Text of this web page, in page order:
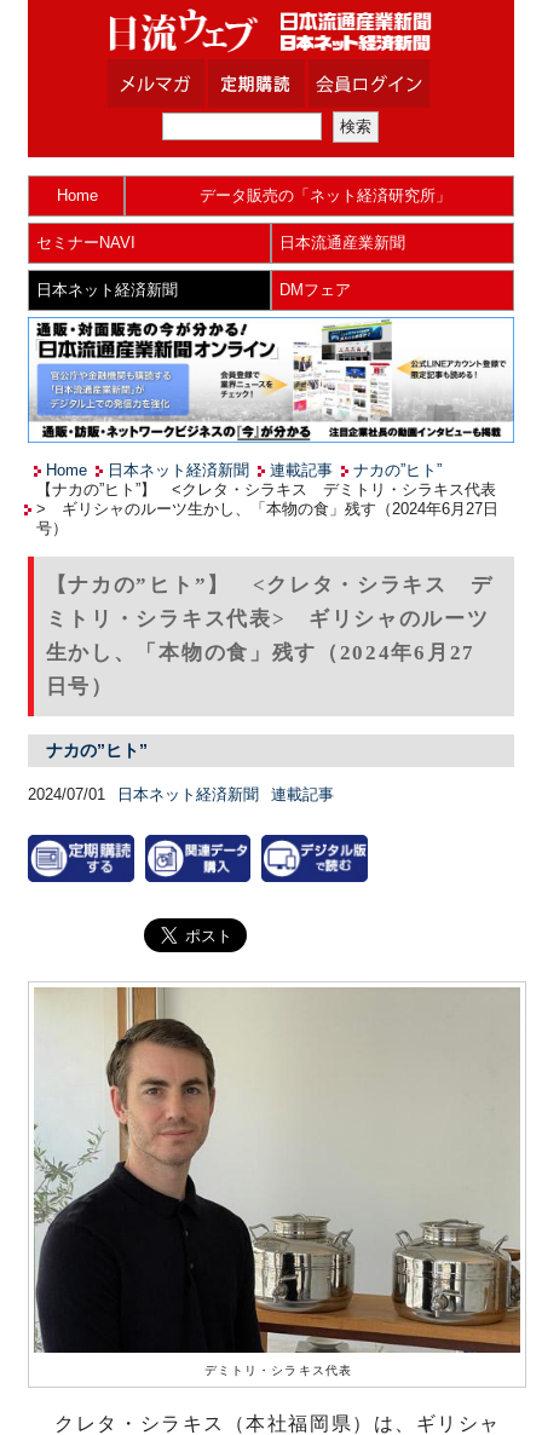
Home データ販売の「ネット経済研究所」
セミナーNAVI 日本流通産業新聞
日本ネット経済新聞 DMフェア
Home 日本ネット経済新聞 連載記事
ナカの”ヒト”
【ナカの”ヒト”】 <クレタ・シラキス デミトリ・シラキス代表
> ギリシャのルーツ生かし、「本物の食」残す（2024年6月27日
号）
【ナカの”ヒト”】 <クレタ・シラキス デ
ミトリ・シラキス代表> ギリシャのルーツ
生かし、「本物の食」残す（2024年6月27
日号）
ナカの”ヒト”
2024/07/01 日本ネット経済新聞 連載記事
デミトリ・シラキス代表
クレタ・シラキス（本社福岡県）は、ギリシャ